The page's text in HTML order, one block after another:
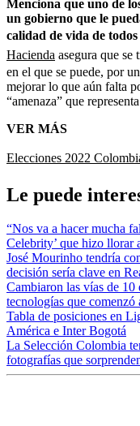
Menciona que uno de
un gobierno que le
calidad de vida de
Hacienda asegura que se
en el que se puede, por
mejorar lo que aún falta
“amenaza” que
VER MÁS
Elecciones 2022
Le puede
“Nos va a hacer mucha
Celebrity’ que hizo llorar
José Mourinho tendría
decisión sería clave en
Cambiaron las vías de 10
tecnologías que
Tabla de posiciones en
América e Inter Bogotá
La Selección Colombia
fotografías que